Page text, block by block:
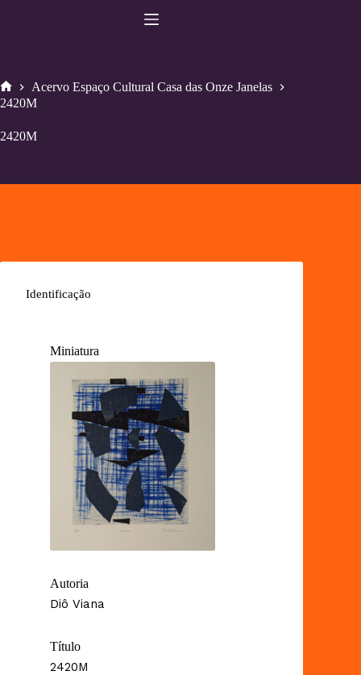
Home
Acervo Espaço Cultural Casa das Onze Janelas
2420M
2420M
Identificação
Miniatura
Autoria
Diô Viana
Título
2420M